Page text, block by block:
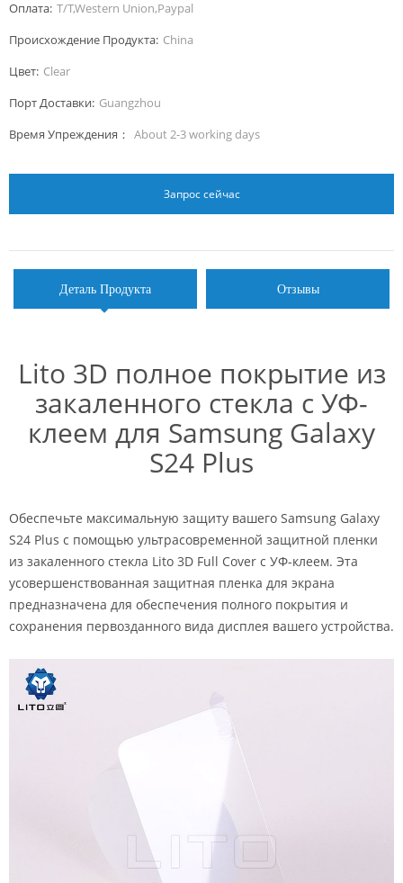
Оплата: T/T,Western Union,Paypal
Происхождение Продукта: China
Цвет: Clear
Порт Доставки: Guangzhou
Время Упреждения： About 2-3 working days
Запрос сейчас
Деталь Продукта Отзывы
Lito 3D полное покрытие из
закаленного стекла с УФ-
клеем для Samsung Galaxy
S24 Plus
Обеспечьте максимальную защиту вашего Samsung Galaxy
S24 Plus с помощью ультрасовременной защитной пленки
из закаленного стекла Lito 3D Full Cover с УФ-клеем. Эта
усовершенствованная защитная пленка для экрана
предназначена для обеспечения полного покрытия и
сохранения первозданного вида дисплея вашего устройства.